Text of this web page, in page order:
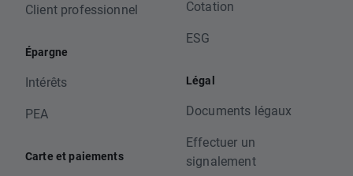
Client professionnel
Épargne
Intérêts
PEA
Carte et paiements
Cotation
ESG
Légal
Documents légaux
Effectuer un
signalement